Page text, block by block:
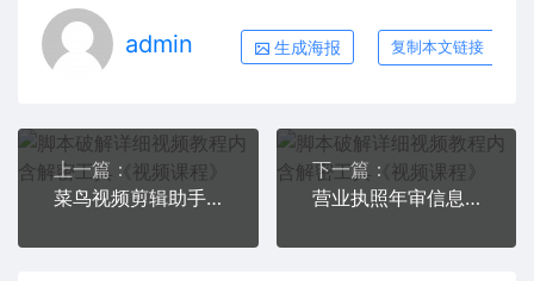
admin 生成海报 复制本文链接
上一篇：
菜鸟视频剪辑助手，剪辑简单，编辑更轻松【软件+操作教程】
下一篇：
营业执照年审信息差项目，一单100-200元仅需五分钟，详细教程+操作步骤